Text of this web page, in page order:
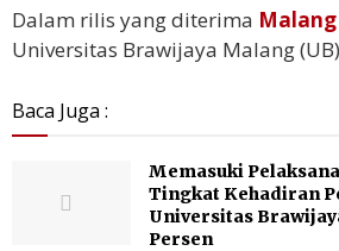
Dalam rilis yang diterima
Universitas Brawijaya Malang
Baca Juga :
Memasuki
Tingkat Kehadiran
Universitas
Persen